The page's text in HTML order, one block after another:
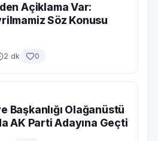
Açiklama Var:
Söz Konusu
2 dk 0
Başkanlığı Olağanüstü
AK Parti Adayına Geçti